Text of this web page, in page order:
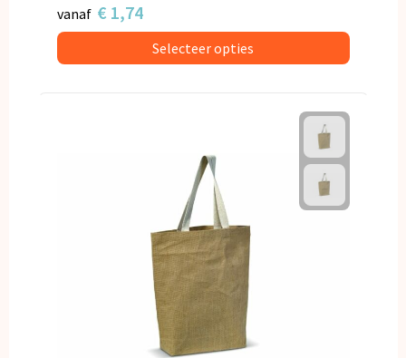
vanaf € 1,74
Selecteer opties